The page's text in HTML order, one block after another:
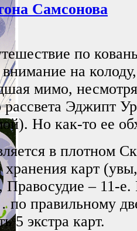
Самсонова
по
внимание на
мимо,
рассвета Эджипт
Но как-то ее
в плотном
хранения карт
Правосудие – 11-
правильному
5 экстра карт.